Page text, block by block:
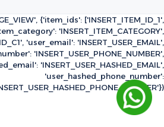
{'item_ids': ['INSERT_ITEM_ID_1',
'INSERT_ITEM_CATEGORY',
'user_email': 'INSERT_USER_EMAIL',
'INSERT_USER_PHONE_NUMBER',
'INSERT_USER_HASHED_EMAIL',
'user_hashed_phone_number':